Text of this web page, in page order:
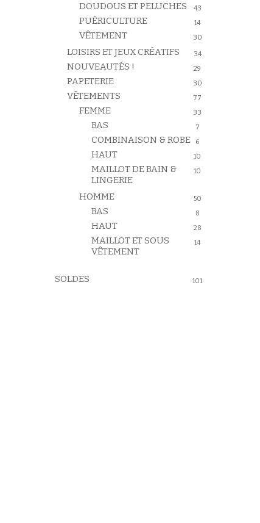
DOUDOUS ET PELUCHES 43
PUÉRICULTURE 14
VÊTEMENT 30
LOISIRS ET JEUX CRÉATIFS 34
NOUVEAUTÉS ! 29
PAPETERIE 30
VÊTEMENTS 77
FEMME 33
BAS 7
COMBINAISON & ROBE 6
HAUT 10
MAILLOT DE BAIN &
LINGERIE
10
HOMME 50
BAS 8
HAUT 28
MAILLOT ET SOUS
VÊTEMENT
14
SOLDES 101